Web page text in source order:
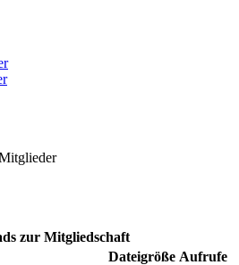
zur Mitgliedschaft
Dateigröße Aufrufe